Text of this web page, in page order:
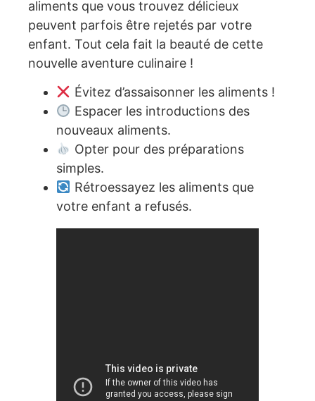
aliments que vous trouvez délicieux
peuvent parfois être rejetés par votre
enfant. Tout cela fait la beauté de cette
nouvelle aventure culinaire !
Évitez d’assaisonner les aliments !
Espacer les introductions des
nouveaux aliments.
Opter pour des préparations
simples.
Rétroessayez les aliments que
votre enfant a refusés.